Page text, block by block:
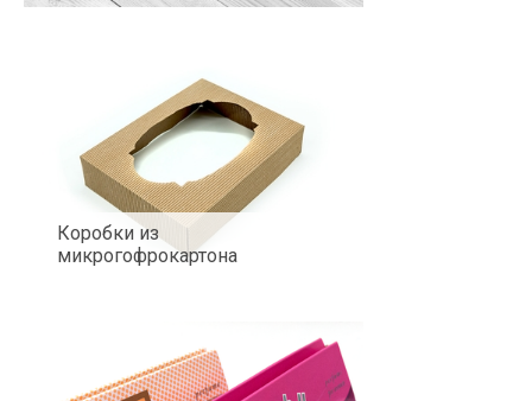
Коробки из
микрогофрокартона